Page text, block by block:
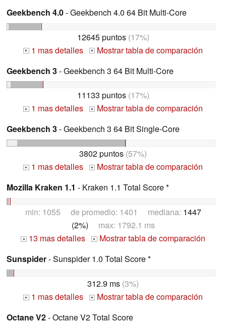
Geekbench 4.0- Geekbench 4.0 64 Bit Multi-Core
12645 puntos(17%)
+ 1 mas detalles +
Mostrar tabla de comparación
Geekbench 3- Geekbench 3 64 Bit Multi-Core
11133 puntos(17%)
+ 1 mas detalles +
Mostrar tabla de comparación
Geekbench 3- Geekbench 3 64 Bit Single-Core
3802 puntos (57%)
+ 1 mas detalles +
Mostrar tabla de comparación
Mozilla Kraken 1.1 - Kraken 1.1 Total Score *
min: 1055 de promedio: 1401 mediana: 1447
(2%) max: 1792.1 ms
+ 13 mas detalles + Mostrar tabla de comparación
Sunspider- Sunspider 1.0 Total Score *
312.9 ms (3%)
+ 1 mas detalles +
Mostrar tabla de comparación
Octane V2- Octane V2 Total Score